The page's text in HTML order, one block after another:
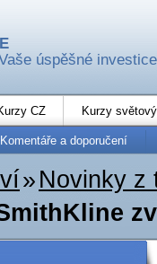
úspěšné investice
CZ Kurzy
Komentáře a doporučení
» Novinky z